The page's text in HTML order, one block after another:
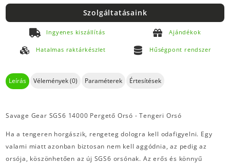
Szolgáltatásaink
Ingyenes kiszállítás Ajándékok
Hatalmas raktárkészlet Hűségpont rendszer
Leírás Vélemények (0) Paraméterek Értesítések
Savage Gear SGS6 14000 Pergető Orsó - Tengeri Orsó
Ha a tengeren horgászik, rengeteg dologra kell odafigyelni. Egy
valami miatt azonban biztosan nem kell aggódnia, az pedig az
orsója, köszönhetően az új SGS6 orsónak. Az erős és könnyű